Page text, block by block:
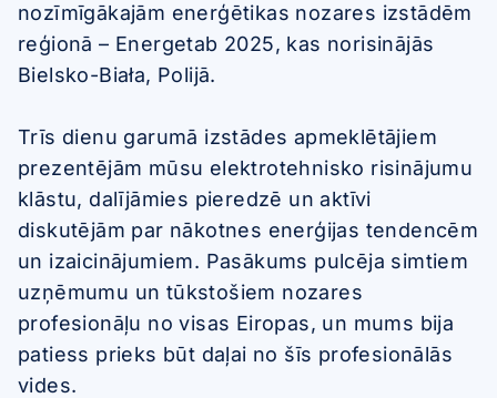
nozīmīgākajām enerģētikas nozares izstādēm
reģionā – Energetab 2025, kas norisinājās
Bielsko-Biała, Polijā.
Trīs dienu garumā izstādes apmeklētājiem
prezentējām mūsu elektrotehnisko risinājumu
klāstu, dalījāmies pieredzē un aktīvi
diskutējām par nākotnes enerģijas tendencēm
un izaicinājumiem. Pasākums pulcēja simtiem
uzņēmumu un tūkstošiem nozares
profesionāļu no visas Eiropas, un mums bija
patiess prieks būt daļai no šīs profesionālās
vides.